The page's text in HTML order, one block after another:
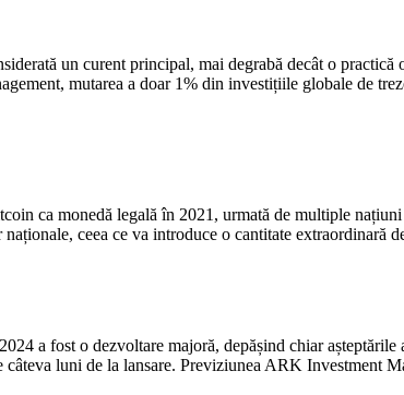
un curent principal, mai degrabă decât o
mutarea a doar 1% din investițiile globale de
ca monedă legală în 2021, urmată de multiple
ceea ce va introduce o cantitate extraordinară
a fost o dezvoltare majoră, depășind chiar
luni de la lansare. Previziunea ARK Investment